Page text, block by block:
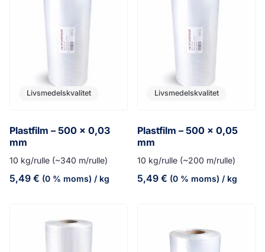
Livsmedelskvalitet
Plastfilm – 500 x 0,03
mm
10 kg/rulle (~340 m/rulle)
5,49 € (0 % moms) / kg
Livsmedelskvalitet
Plastfilm – 500 x 0,05
mm
10 kg/rulle (~200 m/rulle)
5,49 € (0 % moms) / kg